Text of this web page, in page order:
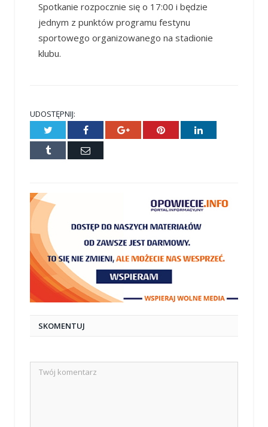
Spotkanie rozpocznie się o 17:00 i będzie
jednym z punktów programu festynu
sportowego organizowanego na stadionie
klubu.
UDOSTĘPNIJ:
Twitter Facebook Google+ Pinterest LinkedIn
Tumblr
E-
SKOMENTUJ